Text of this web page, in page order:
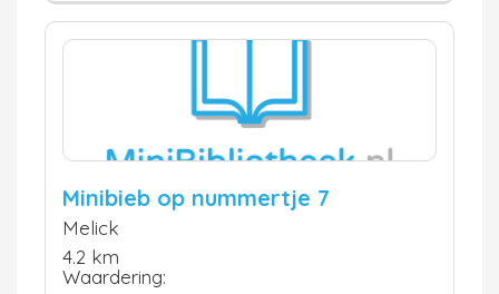
Minibieb op nummertje 7
Melick
4.2 km
Waardering: